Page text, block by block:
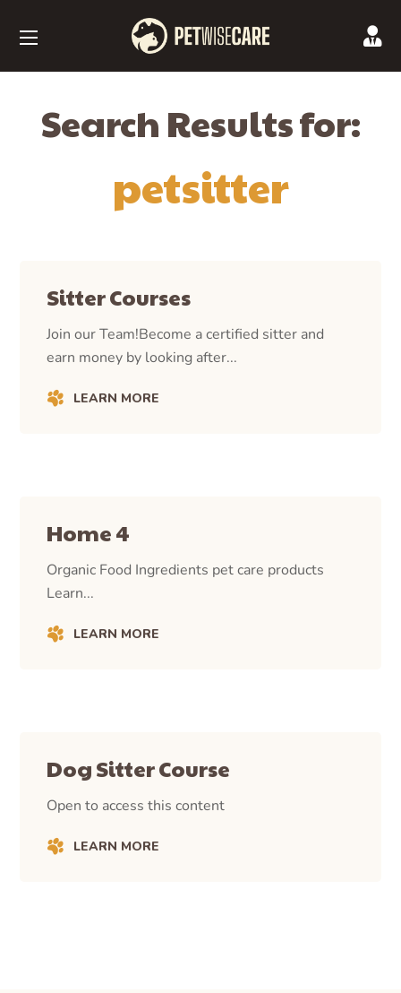
Search Results for:
petsitter
Sitter Courses
Join our Team!Become a certified sitter and
earn money by looking after...
LEARN MORE
Home 4
Organic Food Ingredients pet care products
Learn...
LEARN MORE
Dog Sitter Course
Open to access this content
LEARN MORE